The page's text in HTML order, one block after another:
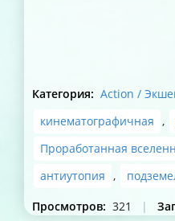
Категория: Action /
кинематографичная ,
Проработанная
антиутопия ,
Просмотров: 321 |